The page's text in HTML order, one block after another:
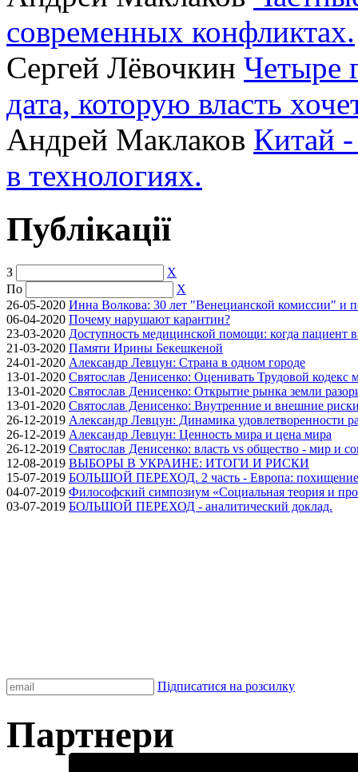
современных конфликтах.
Сергей Лёвочкин Четыре
дата, которую власть
Андрей Маклаков Китай
в технологиях.
Публікації
З
X
По
X
26-05-2020 Инна Волкова: 30 лет "Венецианской комиссии" и
06-04-2020 Почему нарушают карантин?
23-03-2020 Доступность медицинской помощи: когда пациент
21-03-2020 Памяти Ирины Бекешкеной
24-01-2020 Александр Левцун: Страна в одном городе
13-01-2020 Святослав Денисенко: Оценивать Трудовой кодекс
13-01-2020 Святослав Денисенко: Открытие рынка земли
13-01-2020 Святослав Денисенко: Внутренние и внешние
26-12-2019 Александр Левцун: Динамика удовлетворенности
26-12-2019 Александр Левцун: Ценность мира и цена мира
26-12-2019 Святослав Денисенко: власть vs общество - мир и
12-08-2019 ВЫБОРЫ В УКРАИНЕ: ИТОГИ И РИСКИ
15-07-2019 БОЛЬШОЙ ПЕРЕХОД. 2 часть - Европа: похищение
04-07-2019 Философский симпозиум «Социальная теория и
03-07-2019 БОЛЬШОЙ ПЕРЕХОД - аналитический доклад.
Підписатися на розсилку
Партнери